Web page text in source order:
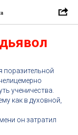
поразительной
ученичества.
как в духовной,
он затратил